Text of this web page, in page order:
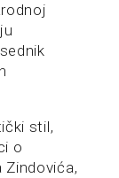
stil,
o
Zindovića,